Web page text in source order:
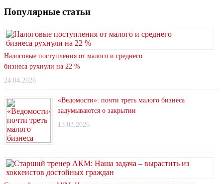
Популярные статьи
Налоговые поступления от малого и среднего
бизнеса рухнули на 22 %
24.04.2026
«Ведомости»: почти треть малого бизнеса
задумываются о закрытии
13.03.2026